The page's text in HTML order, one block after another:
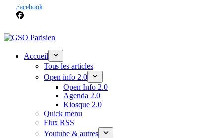
Facebook
Accueil
Tous les articles
Open info 2.0
Open Info 2.0
Agenda 2.0
Kiosque 2.0
Quick menu
Flux RSS
Youtube & autres